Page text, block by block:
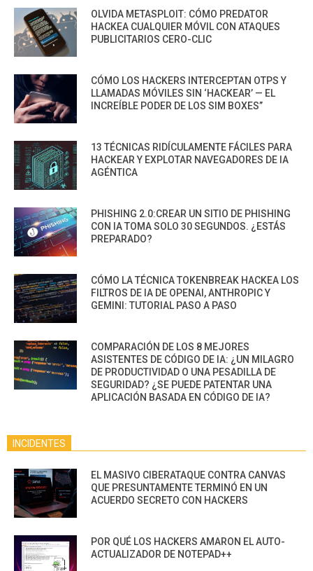
OLVIDA METASPLOIT: CÓMO PREDATOR
HACKEA CUALQUIER MÓVIL CON ATAQUES
PUBLICITARIOS CERO-CLIC
CÓMO LOS HACKERS INTERCEPTAN OTPS Y
LLAMADAS MÓVILES SIN ‘HACKEAR’ — EL
INCREÍBLE PODER DE LOS SIM BOXES”
13 TÉCNICAS RIDÍCULAMENTE FÁCILES PARA
HACKEAR Y EXPLOTAR NAVEGADORES DE IA
AGÉNTICA
PHISHING 2.0:CREAR UN SITIO DE PHISHING
CON IA TOMA SOLO 30 SEGUNDOS. ¿ESTÁS
PREPARADO?
CÓMO LA TÉCNICA TOKENBREAK HACKEA LOS
FILTROS DE IA DE OPENAI, ANTHROPIC Y
GEMINI: TUTORIAL PASO A PASO
COMPARACIÓN DE LOS 8 MEJORES
ASISTENTES DE CÓDIGO DE IA: ¿UN MILAGRO
DE PRODUCTIVIDAD O UNA PESADILLA DE
SEGURIDAD? ¿SE PUEDE PATENTAR UNA
APLICACIÓN BASADA EN CÓDIGO DE IA?
INCIDENTES
EL MASIVO CIBERATAQUE CONTRA CANVAS
QUE PRESUNTAMENTE TERMINÓ EN UN
ACUERDO SECRETO CON HACKERS
POR QUÉ LOS HACKERS AMARON EL AUTO-
ACTUALIZADOR DE NOTEPAD++